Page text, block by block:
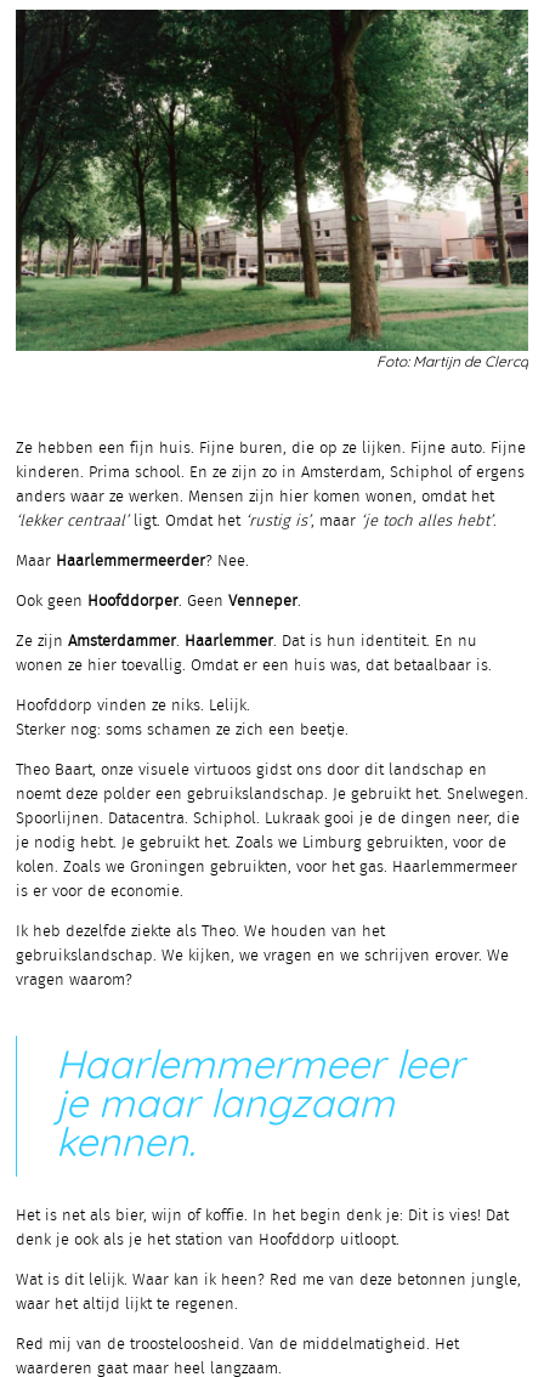
Foto: Martijn de Clercq
Ze hebben een fijn huis. Fijne buren, die op ze lijken. Fijne auto. Fijne
kinderen. Prima school. En ze zijn zo in Amsterdam, Schiphol of ergens
anders waar ze werken. Mensen zijn hier komen wonen, omdat het
‘lekker centraal’ligt. Omdat het ‘rustig is’, maar ‘je toch alles hebt’.
Maar Haarlemmermeerder? Nee.
Ook geen Hoofddorper. Geen Venneper.
Ze zijn Amsterdammer. Haarlemmer. Dat is hun identiteit. En nu
wonen ze hier toevallig. Omdat er een huis was, dat betaalbaar is.
Hoofddorp vinden ze niks. Lelijk.
Sterker nog: soms schamen ze zich een beetje.
Theo Baart, onze visuele virtuoos gidst ons door dit landschap en
noemt deze polder een gebruikslandschap. Je gebruikt het. Snelwegen.
Spoorlijnen. Datacentra. Schiphol. Lukraak gooi je de dingen neer, die
je nodig hebt. Je gebruikt het. Zoals we Limburg gebruikten, voor de
kolen. Zoals we Groningen gebruikten, voor het gas. Haarlemmermeer
is er voor de economie.
Ik heb dezelfde ziekte als Theo. We houden van het
gebruikslandschap. We kijken, we vragen en we schrijven erover. We
vragen waarom?
Haarlemmermeer leer
je maar langzaam
kennen.
Het is net als bier, wijn of koffie. In het begin denk je: Dit is vies! Dat
denk je ook als je het station van Hoofddorp uitloopt.
Wat is dit lelijk. Waar kan ik heen? Red me van deze betonnen jungle,
waar het altijd lijkt te regenen.
Red mij van de troosteloosheid. Van de middelmatigheid. Het
waarderen gaat maar heel langzaam.